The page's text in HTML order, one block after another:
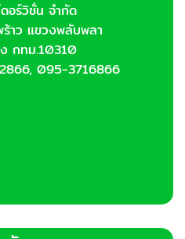
อร์วิชั่น จำกัด
าว แขวงพลับพลา
กทม.10310
095-3716866